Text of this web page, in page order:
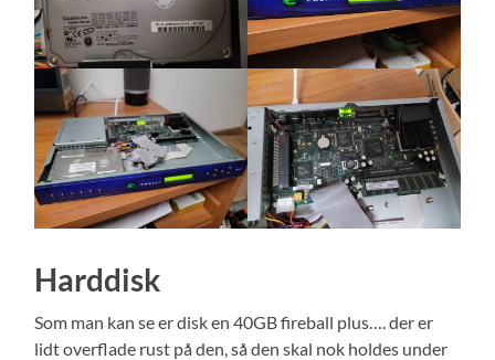
Harddisk
Som man kan se er disk en 40GB fireball plus…. der er
lidt overflade rust på den, så den skal nok holdes under